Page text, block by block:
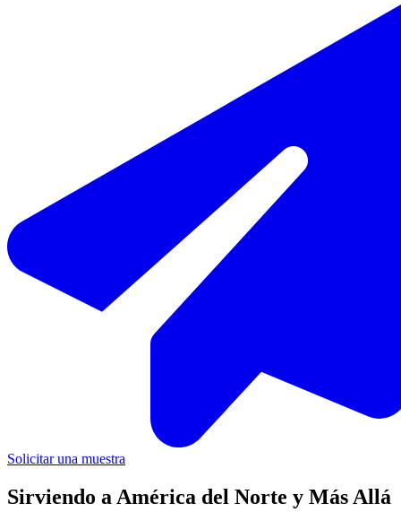
Solicitar una muestra
Sirviendo a América del Norte y Más Allá